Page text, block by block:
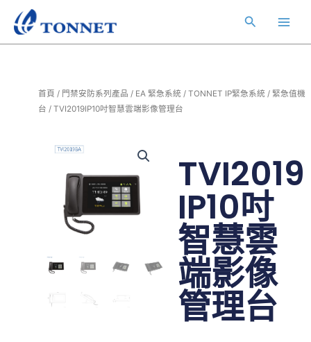
搜
尋
首頁 / 門禁安防系列產品 / EA 緊急系統 / TONNET IP緊急系統 / 緊急值機
台 / TVI2019IP10吋智慧雲端影像管理台
TVI2019
IP10吋
智慧雲
端影像
管理台